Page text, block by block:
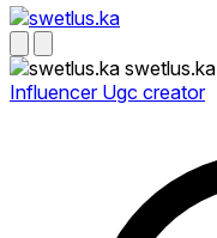
swetlus.ka
Influencer Ugc creator